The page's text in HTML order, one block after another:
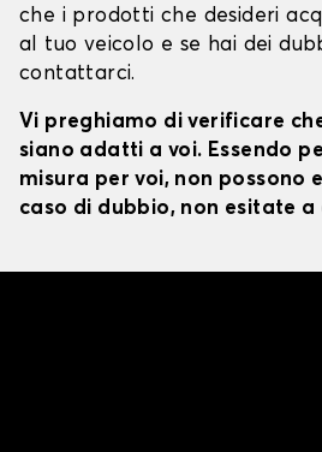
che i prodotti che desideri
al tuo veicolo e se hai dei
contattarci.
Vi preghiamo di verificare
siano adatti a voi. Essendo
misura per voi, non possono
caso di dubbio, non esitate